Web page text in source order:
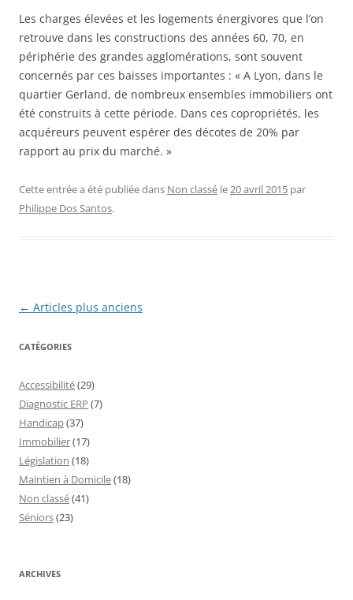
Les charges élevées et les logements énergivores que l’on
retrouve dans les constructions des années 60, 70, en
périphérie des grandes agglomérations, sont souvent
concernés par ces baisses importantes : « A Lyon, dans le
quartier Gerland, de nombreux ensembles immobiliers ont
été construits à cette période. Dans ces copropriétés, les
acquéreurs peuvent espérer des décotes de 20% par
rapport au prix du marché. »
Cette entrée a été publiée dans Non classé le20 avril 2015 par
Philippe Dos Santos.
Navigation
articles
← Articles plus anciens
CATÉGORIES
Accessibilité(29)
Diagnostic ERP (7)
Handicap(37)
Immobilier(17)
Législation (18)
Maintien à Domicile(18)
Non classé(41)
Séniors(23)
ARCHIVES